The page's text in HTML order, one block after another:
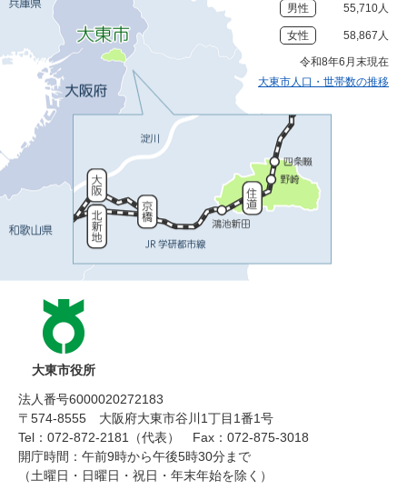
男性 55,710人
女性 58,867人
令和8年6月末現在
大東市人口・世帯数の推移
大東市役所
法人番号6000020272183
〒574-8555 大阪府大東市谷川1丁目1番1号
Tel：072-872-2181（代表）
Fax：072-875-3018
開庁時間：午前9時から午後5時30分まで
（土曜日・日曜日・祝日・年末年始を除く）